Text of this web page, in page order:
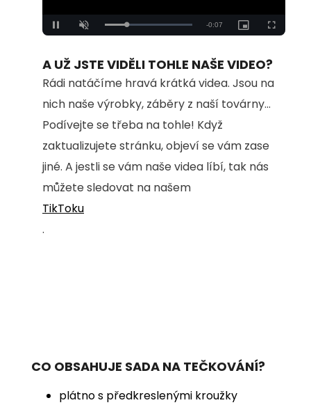
Pause Unmute Loaded:
100.00%
Remaining
-0:06
Picture-
in-
Fullscreen
A UŽ JSTE VIDĚLI TOHLE NAŠE VIDEO?
Rádi natáčíme hravá krátká videa. Jsou na
nich naše výrobky, záběry z naší továrny...
Podívejte se třeba na tohle! Když
zaktualizujete stránku, objeví se vám zase
jiné. A jestli se vám naše videa líbí, tak nás
můžete sledovat na našem
TikToku
.
CO OBSAHUJE SADA NA TEČKOVÁNÍ?
plátno s předkreslenými kroužky